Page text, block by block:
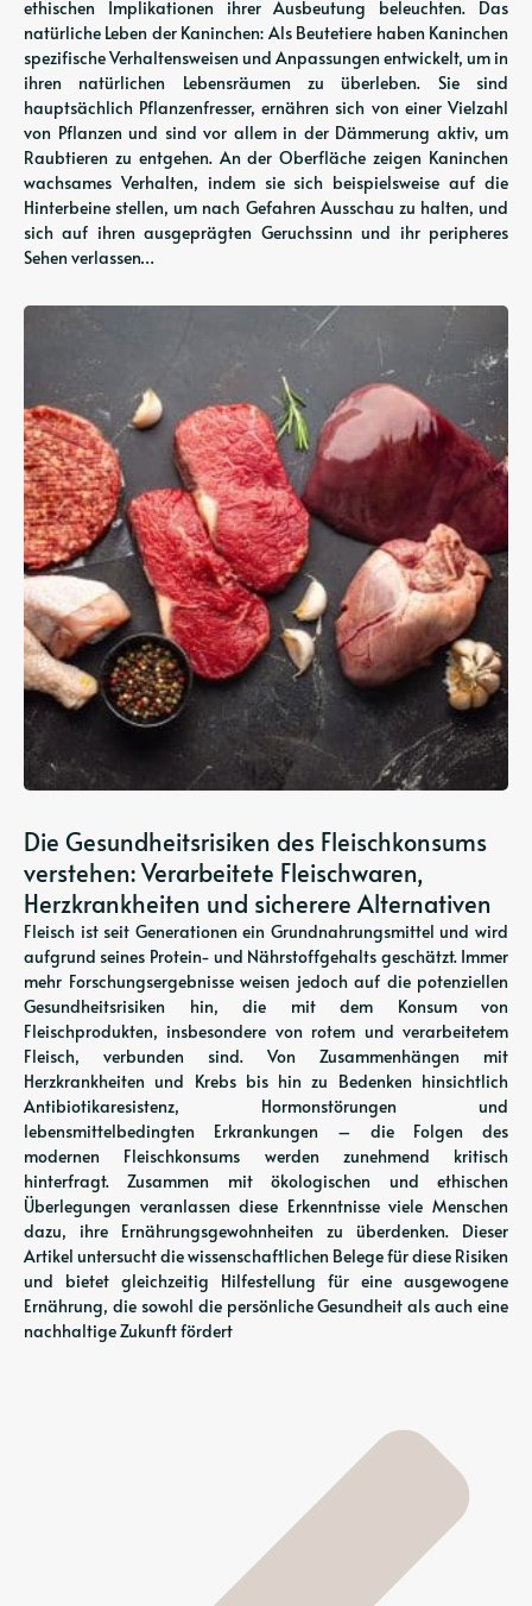
ethischen Implikationen ihrer Ausbeutung beleuchten. Das
natürliche Leben der Kaninchen: Als Beutetiere haben Kaninchen
spezifische Verhaltensweisen und Anpassungen entwickelt, um in
ihren natürlichen Lebensräumen zu überleben. Sie sind
hauptsächlich Pflanzenfresser, ernähren sich von einer Vielzahl
von Pflanzen und sind vor allem in der Dämmerung aktiv, um
Raubtieren zu entgehen. An der Oberfläche zeigen Kaninchen
wachsames Verhalten, indem sie sich beispielsweise auf die
Hinterbeine stellen, um nach Gefahren Ausschau zu halten, und
sich auf ihren ausgeprägten Geruchssinn und ihr peripheres
Sehen verlassen…
Die Gesundheitsrisiken des Fleischkonsums
verstehen: Verarbeitete Fleischwaren,
Herzkrankheiten und sicherere Alternativen
Fleisch ist seit Generationen ein Grundnahrungsmittel und wird
aufgrund seines Protein- und Nährstoffgehalts geschätzt. Immer
mehr Forschungsergebnisse weisen jedoch auf die potenziellen
Gesundheitsrisiken hin, die mit dem Konsum von
Fleischprodukten, insbesondere von rotem und verarbeitetem
Fleisch, verbunden sind. Von Zusammenhängen mit
Herzkrankheiten und Krebs bis hin zu Bedenken hinsichtlich
Antibiotikaresistenz, Hormonstörungen und
lebensmittelbedingten Erkrankungen – die Folgen des
modernen Fleischkonsums werden zunehmend kritisch
hinterfragt. Zusammen mit ökologischen und ethischen
Überlegungen veranlassen diese Erkenntnisse viele Menschen
dazu, ihre Ernährungsgewohnheiten zu überdenken. Dieser
Artikel untersucht die wissenschaftlichen Belege für diese Risiken
und bietet gleichzeitig Hilfestellung für eine ausgewogene
Ernährung, die sowohl die persönliche Gesundheit als auch eine
nachhaltige Zukunft fördert